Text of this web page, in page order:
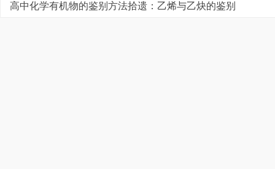
高中化学有机物的鉴别方法拾遗：乙烯与乙炔的鉴别